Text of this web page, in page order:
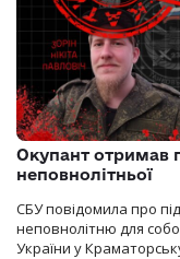
Окупант отримав
неповнолітньої
СБУ повідомила про
неповнолітню для
України у